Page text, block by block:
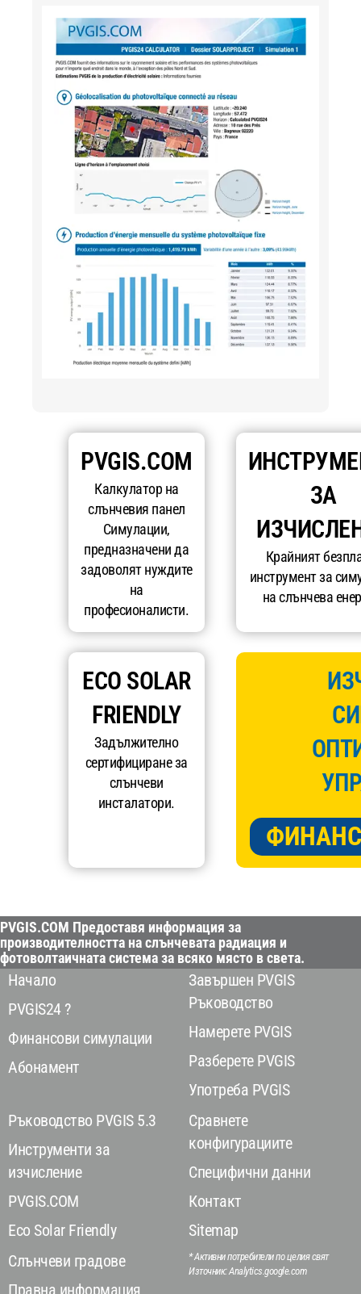
PVGIS.COM
Калкулатор на
слънчевия панел
Симулации,
предназначени да
задоволят нуждите
на
професионалисти.
ЗА
Крайният
инструмент за
на слънчева
ECO SOLAR
FRIENDLY
Задължително
сертифициране за
слънчеви
инсталатори.
PVGIS.COM Предоставя информация за
производителността на слънчевата радиация и
фотоволтаичната система за всяко място в света.
Начало
PVGIS24 ?
Финансови симулации
Абонамент
Ръководство PVGIS 5.3
Инструменти за
изчисление
PVGIS.COM
Eco Solar Friendly
Слънчеви градове
Завършен PVGIS
Ръководство
Намерете PVGIS
Разберете PVGIS
Употреба PVGIS
Сравнете
конфигурациите
Специфични данни
Контакт
Sitemap
* Активни потребители по целия свят
Източник: Analytics.google.com